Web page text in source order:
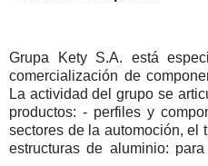
Grupa Kety S.A. está
comercialización de
La actividad del grupo se
productos: - perfiles y componentes de aluminio: para los
sectores de la automoción, el
estructuras de aluminio: